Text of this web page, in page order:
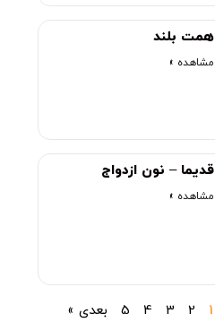
همت بلند
مشاهده »
قدیما – نون ازدواج
مشاهده »
1
2
3
4
5 بعدی »